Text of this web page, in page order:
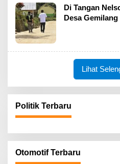
Di Tangan
Desa Gemilang
Lihat
Politik Terbaru
Otomotif Terbaru